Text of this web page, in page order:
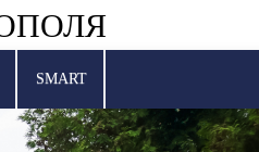
SMART